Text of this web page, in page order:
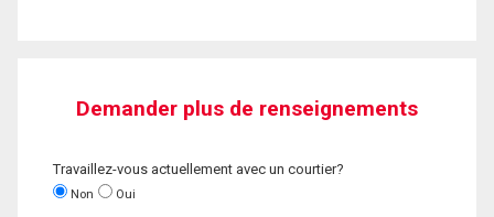
Demander plus de renseignements
Travaillez-vous actuellement avec un courtier?
Non Oui